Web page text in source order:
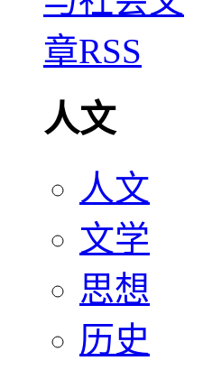
人文
人文
文学
思想
历史